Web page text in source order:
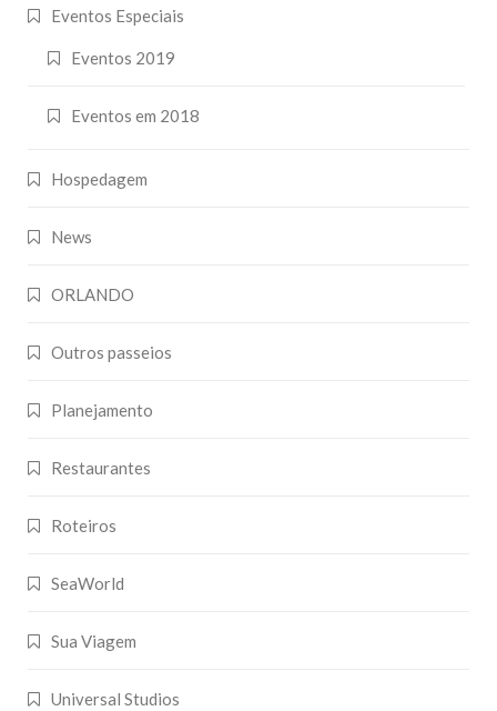
Eventos Especiais
Eventos 2019
Eventos em 2018
Hospedagem
News
ORLANDO
Outros passeios
Planejamento
Restaurantes
Roteiros
SeaWorld
Sua Viagem
Universal Studios